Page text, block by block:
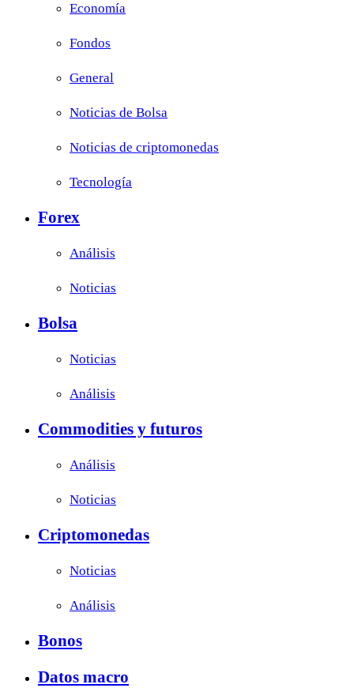
Economía
Fondos
General
Noticias de Bolsa
Noticias de criptomonedas
Tecnología
Forex
Análisis
Noticias
Bolsa
Noticias
Análisis
Commodities y futuros
Análisis
Noticias
Criptomonedas
Noticias
Análisis
Bonos
Datos macro